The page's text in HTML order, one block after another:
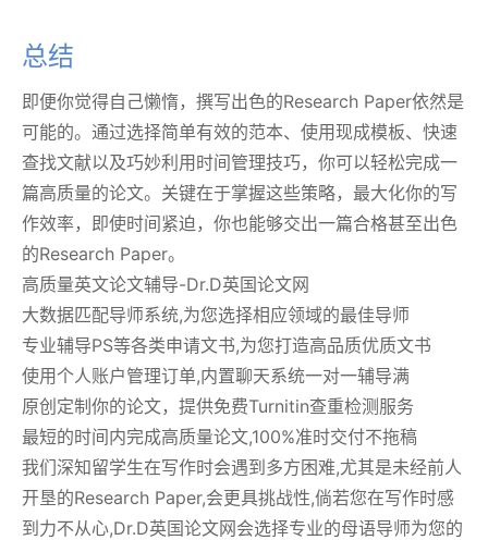
总结
即便你觉得自己懒惰，撰写出色的Research Paper依然是
可能的。通过选择简单有效的范本、使用现成模板、快速
查找文献以及巧妙利用时间管理技巧，你可以轻松完成一
篇高质量的论文。关键在于掌握这些策略，最大化你的写
作效率，即使时间紧迫，你也能够交出一篇合格甚至出色
的Research Paper。
高质量英文论文辅导-Dr.D英国论文网
大数据匹配导师系统,为您选择相应领域的最佳导师
专业辅导PS等各类申请文书,为您打造高品质优质文书
使用个人账户管理订单,内置聊天系统一对一辅导满
原创定制你的论文，提供免费Turnitin查重检测服务
最短的时间内完成高质量论文,100%准时交付不拖稿
我们深知留学生在写作时会遇到多方困难,尤其是未经前人
开垦的Research Paper,会更具挑战性,倘若您在写作时感
到力不从心,Dr.D英国论文网会选择专业的母语导师为您的